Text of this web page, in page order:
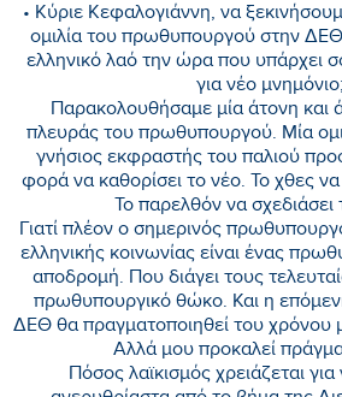
• Κύριε Κεφαλογιάννη, να
ομιλία του πρωθυπουργού στην ΔΕΘ.
ελληνικό λαό την ώρα που υπάρχει
για νέο μνημόνιο;
Παρακολουθήσαμε μία άτονη και
πλευράς του πρωθυπουργού. Μία
γνήσιος εκφραστής του παλιού
φορά να καθορίσει το νέο. Το χθες να
Το παρελθόν να σχεδιάσει
Γιατί πλέον ο σημερινός
ελληνικής κοινωνίας είναι ένας
αποδρομή. Που διάγει τους
πρωθυπουργικό θώκο. Και η
ΔΕΘ θα πραγματοποιηθεί του χρόνου
Αλλά μου προκαλεί
Πόσος λαϊκισμός χρειάζεται